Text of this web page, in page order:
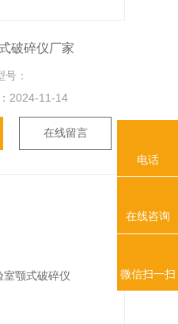
破碎仪厂家
：
2024-11-14
在线留言
电话
在线咨询
微信扫一扫